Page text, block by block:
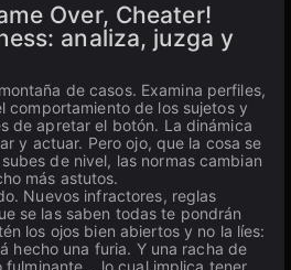
Over, Cheater!
analiza, juzga y
de casos. Examina perfiles,
comportamiento de los sujetos y
de apretar el botón. La dinámica
y actuar. Pero ojo, que la cosa se
de nivel, las normas cambian
más astutos.
Nuevos infractores, reglas
se las saben todas te pondrán
los ojos bien abiertos y no la líes:
hecho una furia. Y una racha de
lo cual implica tener